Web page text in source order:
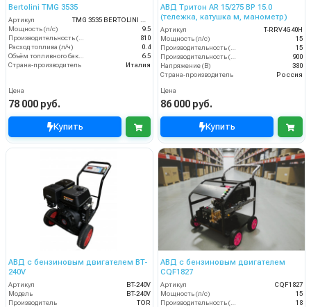
Bertolini TMG 3535
Артикул
TMG 3535 BERTOLINI moto
Мощность (л/с)
9.5
Производительность (л/ч)
810
Расход топлива (л/ч)
0.4
Объём топливного бака (л)
6.5
Страна-производитель
Италия
Цена
78 000 руб.
Купить
АВД Тритон AR 15/275 ВР 15.0
(тележка, катушка м, манометр)
Артикул
T-RRV4G40H
Мощность (л/с)
15
Производительность (л/мин)
15
Производительность (л/ч)
900
Напряжение (В)
380
Страна-производитель
Россия
Цена
86 000 руб.
Купить
АВД с бензиновым двигателем BT-
240V
Артикул
BT-240V
Модель
BT-240V
Производитель
TOR
АВД с бензиновым двигателем
CQF1827
Артикул
CQF1827
Мощность (л/с)
15
18